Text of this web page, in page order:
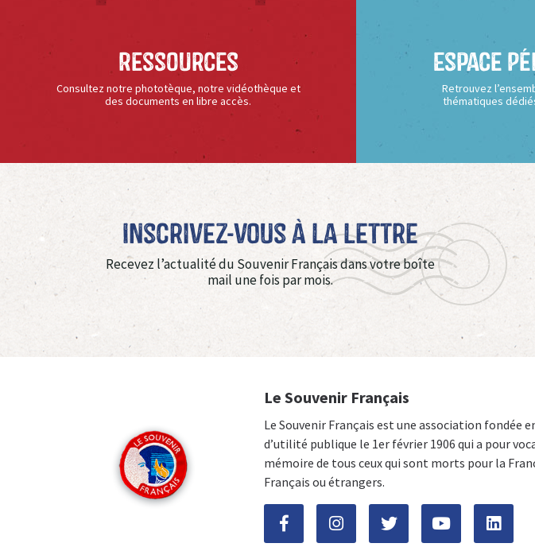
Ressources
Consultez notre phototèque, notre vidéothèque et
des documents en libre accès.
Espace
Retrouvez
thématiques
Inscrivez-vous à La Lettre
Recevez l’actualité du Souvenir Français dans votre boîte
mail une fois par mois.
Le Souvenir Français
Le Souvenir Français est une association fondée
d’utilité publique le 1er février 1906 qui a pour
mémoire de tous ceux qui sont morts pour la
Français ou étrangers.